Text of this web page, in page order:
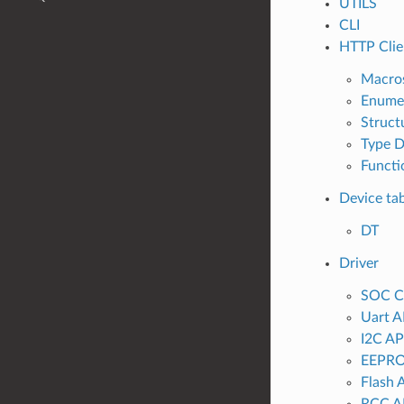
UTILS
CLI
HTTP
Type
Device
DT
Driver
SOC
Uart
I2C
Flash